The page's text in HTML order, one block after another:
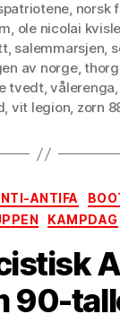
, norsk
, ole nicolai
, salemmarsjen,
av norge,
tvedt,vålerenga,
, vit legion, zorn
ANTIFA
KAMPDAG
90-